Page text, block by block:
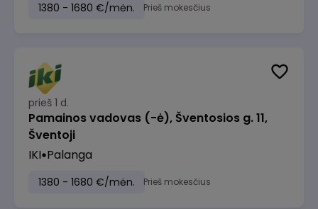
1380 - 1680 €/mėn. Prieš mokesčius
prieš 1 d.
Pamainos vadovas (-ė), Šventosios g. 11,
Šventoji
IKI Palanga
1380 - 1680 €/mėn. Prieš mokesčius